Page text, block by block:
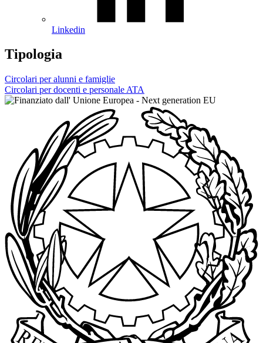
Linkedin
Tipologia
Circolari per alunni e famiglie
Circolari per docenti e personale ATA